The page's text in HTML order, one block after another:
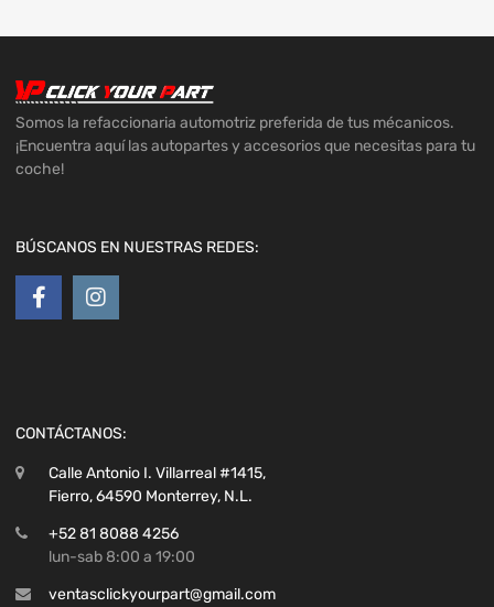
Somos la refaccionaria automotriz preferida de tus mécanicos.
¡Encuentra aquí las autopartes y accesorios que necesitas para tu
coche!
BÚSCANOS EN NUESTRAS REDES:
CONTÁCTANOS:
Calle Antonio I. Villarreal #1415,
Fierro, 64590 Monterrey, N.L.
+52 81 8088 4256
lun-sab 8:00 a 19:00
ventasclickyourpart@gmail.com